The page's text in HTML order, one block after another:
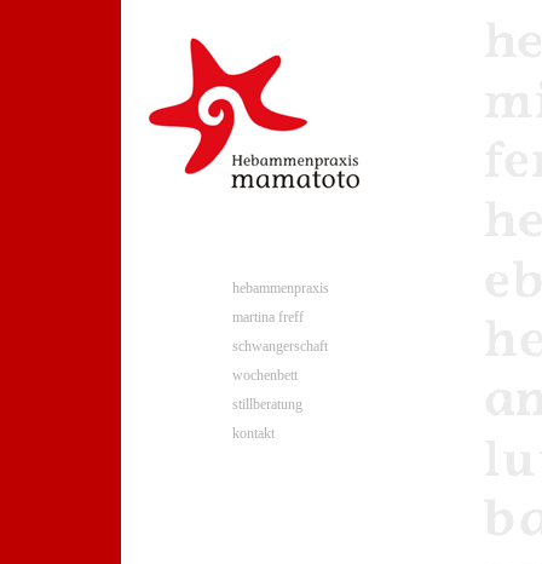
hebammenpraxis
martina freff
schwangerschaft
wochenbett
stillberatung
kontakt